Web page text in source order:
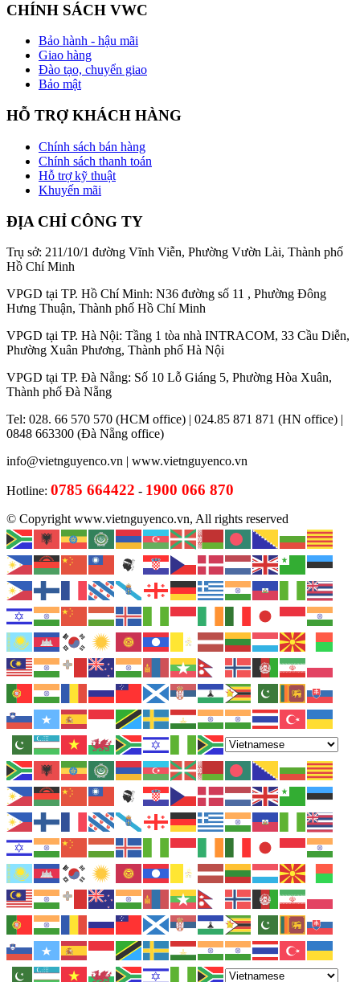
CHÍNH SÁCH VWC
Bảo hành - hậu mãi
Giao hàng
Đào tạo, chuyển giao
Bảo mật
HỖ TRỢ KHÁCH HÀNG
Chính sách bán hàng
Chính sách thanh toán
Hỗ trợ kỹ thuật
Khuyến mãi
ĐỊA CHỈ CÔNG TY
Trụ sở: 211/10/1 đường Vĩnh Viễn, Phường Vườn Lài, Thành phố
Hồ Chí Minh
VPGD tại TP. Hồ Chí Minh: N36 đường số 11 , Phường Đông
Hưng Thuận, Thành phố Hồ Chí Minh
VPGD tại TP. Hà Nội: Tầng 1 tòa nhà INTRACOM, 33 Cầu Diễn,
Phường Xuân Phương, Thành phố Hà Nội
VPGD tại TP. Đà Nẵng: Số 10 Lỗ Giáng 5, Phường Hòa Xuân,
Thành phố Đà Nẵng
Tel: 028. 66 570 570 (HCM office) | 024.85 871 871 (HN office) |
0848 663300 (Đà Nẵng office)
info@vietnguyenco.vn | www.vietnguyenco.vn
Hotline: 0785 664422 - 1900 066 870
© Copyright www.vietnguyenco.vn, All rights reserved